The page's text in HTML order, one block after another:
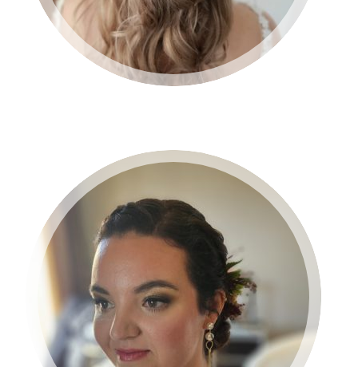
BRUID 2024